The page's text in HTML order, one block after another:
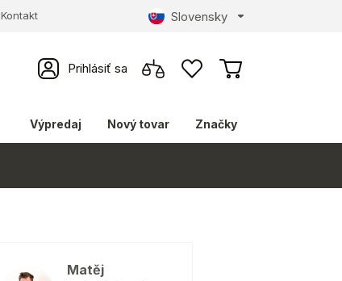
Kontakt Slovensky
Prihlásiť sa
Výpredaj Nový tovar Značky
Matěj